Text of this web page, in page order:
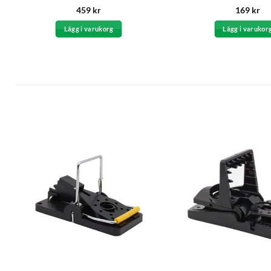
Betygsatt
4.83av 5
459 kr
Lägg i varukorg
169 kr
Lägg i